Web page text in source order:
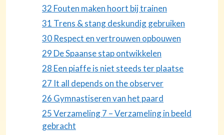
32 Fouten maken hoort bij trainen
31 Trens & stang deskundig gebruiken
30 Respect en vertrouwen opbouwen
29 De Spaanse stap ontwikkelen
28 Een piaffe is niet steeds ter plaatse
27 It all depends on the observer
26 Gymnastiseren van het paard
25 Verzameling 7 – Verzameling in beeld
gebracht